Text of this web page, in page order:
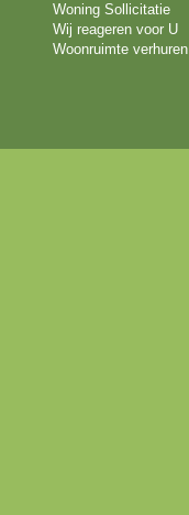
Woning Sollicitatie
Wij reageren voor U
Woonruimte verhuren